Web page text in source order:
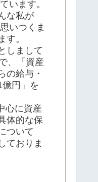
います。
な私が
いつくま
す。
しまして
、「資産
の給与・
円」を
心に資産
体的な保
ついて
ておりま